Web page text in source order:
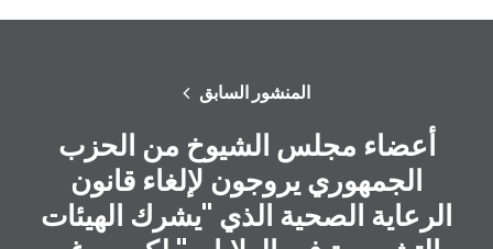
المنشور السابق
أعضاء مجلس الشيوخ من الحزب
الجمهوري يروجون لإلغاء قانون
الرعاية الصحية الذي "يشرك الهيئات